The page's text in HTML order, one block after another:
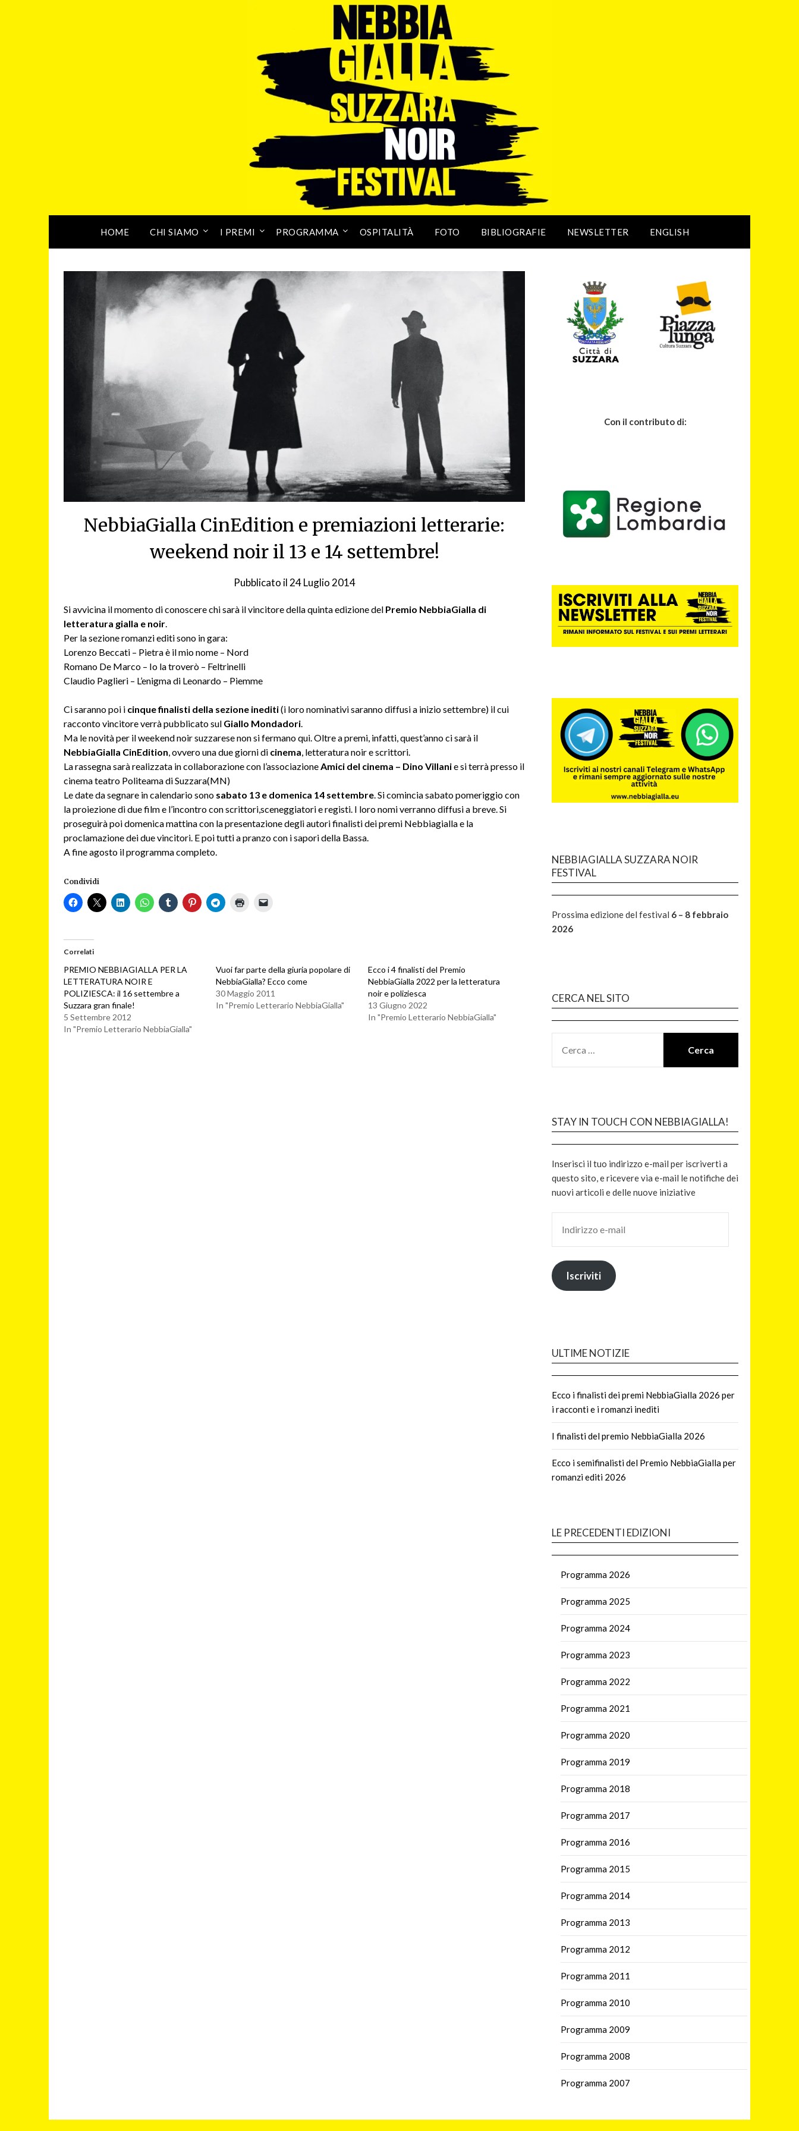
HOME CHI SIAMO I PREMI PROGRAMMA OSPITALITÀ FOTO BIBLIOGRAFIE NEWSLETTER ENGLISH
NebbiaGialla CinEdition e premiazioni letterarie:
weekend noir il 13 e 14 settembre!
Pubblicato il 24 Luglio 2014da
Si avvicina il momento di conoscere chi sarà il vincitore della quinta edizione del Premio NebbiaGialla di
letteratura gialla e noir.
Per la sezione romanzi editi sono in gara:
Lorenzo Beccati – Pietra è il mio nome – Nord
Romano De Marco – Io la troverò – Feltrinelli
Claudio Paglieri – L’enigma di Leonardo – Piemme
Ci saranno poi i cinque finalisti della sezione inediti(i loro nominativi saranno diffusi a inizio settembre) il cui
racconto vincitore verrà pubblicato sul Giallo Mondadori.
Ma le novità per il weekend noir suzzarese non si fermano qui. Oltre a premi, infatti, quest’anno ci sarà il
NebbiaGialla CinEdition, ovvero una due giorni di cinema, letteratura noir e scrittori.
La rassegna sarà realizzata in collaborazione con l’associazioneAmici del cinema – Dino Villanie si terrà presso il
cinema teatro Politeama di Suzzara(MN)
Le date da segnare in calendario sono sabato 13 e domenica 14 settembre. Si comincia sabato pomeriggio con
la proiezione di due film e l’incontro con scrittori,sceneggiatori e registi. I loro nomi verranno diffusi a breve. Si
proseguirà poi domenica mattina con la presentazione degli autori finalisti dei premi Nebbiagialla e la
proclamazione dei due vincitori. E poi tutti a pranzo con i sapori della Bassa.
A fine agosto il programma completo.
Condividi
Correlati
PREMIO NEBBIAGIALLA PER LA
LETTERATURA NOIR E
POLIZIESCA: il 16 settembre a
Suzzara gran finale!
5 Settembre 2012
In "Premio Letterario NebbiaGialla"
Vuoi far parte della giuria popolare di
NebbiaGialla? Ecco come
30 Maggio 2011
In "Premio Letterario NebbiaGialla"
Ecco i 4 finalisti del Premio
NebbiaGialla 2022 per la letteratura
noir e poliziesca
13 Giugno 2022
In "Premio Letterario NebbiaGialla"
Con il contributo di:
NEBBIAGIALLA SUZZARA NOIR
FESTIVAL
Prossima edizione del festival 6 – 8 febbraio
2026
CERCA NEL SITO
STAY IN TOUCH CON NEBBIAGIALLA!
Inserisci il tuo indirizzo e-mail per iscriverti a
questo sito, e ricevere via e-mail le notifiche dei
nuovi articoli e delle nuove iniziative
Iscriviti
ULTIME NOTIZIE
Ecco i finalisti dei premi NebbiaGialla 2026 per
i racconti e i romanzi inediti
I finalisti del premio NebbiaGialla 2026
Ecco i semifinalisti del Premio NebbiaGialla per
romanzi editi 2026
LE PRECEDENTI EDIZIONI
Programma 2026
Programma 2025
Programma 2024
Programma 2023
Programma 2022
Programma 2021
Programma 2020
Programma 2019
Programma 2018
Programma 2017
Programma 2016
Programma 2015
Programma 2014
Programma 2013
Programma 2012
Programma 2011
Programma 2010
Programma 2009
Programma 2008
Programma 2007